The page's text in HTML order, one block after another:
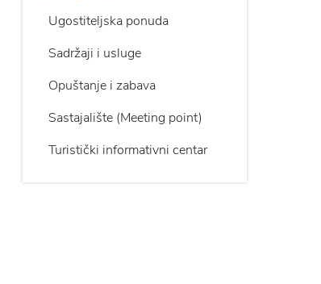
Ugostiteljska ponuda
Sadržaji i usluge
Opuštanje i zabava
Sastajalište (Meeting point)
Turistički informativni centar